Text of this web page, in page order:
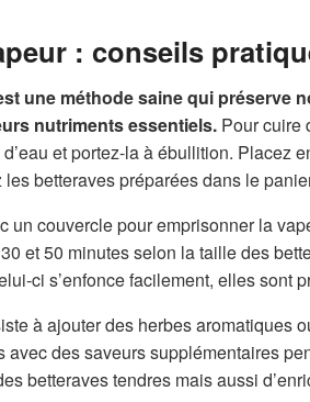
: conseils
une méthode saine qui préserve
nutriments essentiels. Pour cuire
et portez-la à ébullition. Placez
betteraves préparées dans le
un couvercle pour emprisonner la
et 50 minutes selon la taille des
ci s’enfonce facilement, elles sont
à ajouter des herbes aromatiques
avec des saveurs supplémentaires
betteraves tendres mais aussi